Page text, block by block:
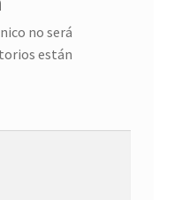
no será
están